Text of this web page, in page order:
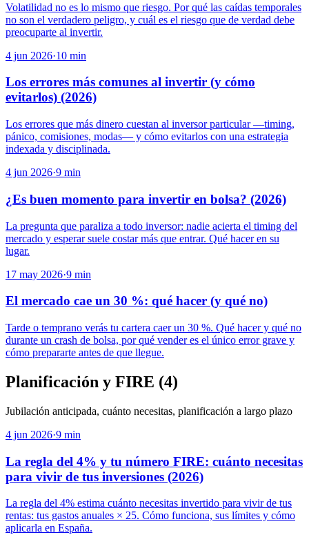
Volatilidad no es lo mismo que riesgo. Por qué las caídas temporales
no son el verdadero peligro, y cuál es el riesgo que de verdad debe
preocuparte al invertir.
4 jun 2026·10 min
Los errores más comunes al invertir (y cómo
evitarlos) (2026)
Los errores que más dinero cuestan al inversor particular —timing,
pánico, comisiones, modas— y cómo evitarlos con una estrategia
indexada y disciplinada.
4 jun 2026·9 min
¿Es buen momento para invertir en bolsa? (2026)
La pregunta que paraliza a todo inversor: nadie acierta el timing del
mercado y esperar suele costar más que entrar. Qué hacer en su
lugar.
17 may 2026·9 min
El mercado cae un 30 %: qué hacer (y qué no)
Tarde o temprano verás tu cartera caer un 30 %. Qué hacer y qué no
durante un crash de bolsa, por qué vender es el único error grave y
cómo prepararte antes de que llegue.
Planificación y FIRE (4)
Jubilación anticipada, cuánto necesitas, planificación a largo plazo
4 jun 2026·9 min
La regla del 4% y tu número FIRE: cuánto necesitas
para vivir de tus inversiones (2026)
La regla del 4% estima cuánto necesitas invertido para vivir de tus
rentas: tus gastos anuales × 25. Cómo funciona, sus límites y cómo
aplicarla en España.